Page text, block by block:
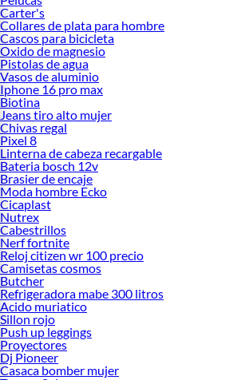
Carter's
Collares de plata para hombre
Cascos para bicicleta
Oxido de magnesio
Pistolas de agua
Vasos de aluminio
Iphone 16 pro max
Biotina
Jeans tiro alto mujer
Chivas regal
Pixel 8
Linterna de cabeza recargable
Bateria bosch 12v
Brasier de encaje
Moda hombre Ecko
Cicaplast
Nutrex
Cabestrillos
Nerf fortnite
Reloj citizen wr 100 precio
Camisetas cosmos
Butcher
Refrigeradora mabe 300 litros
Acido muriatico
Sillon rojo
Push up leggings
Proyectores
Dj Pioneer
Casaca bomber mujer